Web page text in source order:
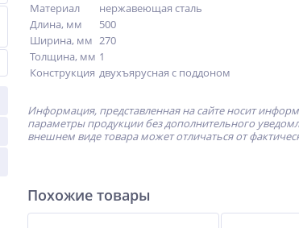
Материал
не­ржа­ве­ю­щая сталь
Длина, мм
500
Ширина, мм 270
Толщина, мм 1
Конструкция двух­ъ­ярус­ная с под­до­ном
Информация, представленная на сайте носит
параметры продукции без дополнительного
внешнем виде товара может отличаться от
Похожие товары